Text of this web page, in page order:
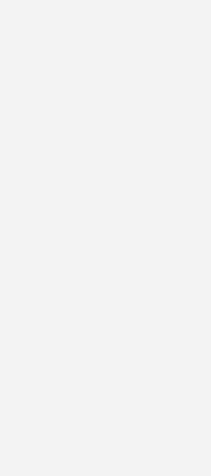
von Verhinderern
Sigmar Gabriel (SPD),
Namen – längst
voran, wurde zäh
Einmal mehr aufstehen
Dauer regiert niemand
außer Gerede
nichts zu bieten.
noch
sich als Konfusion.
Zeit, wenn er die